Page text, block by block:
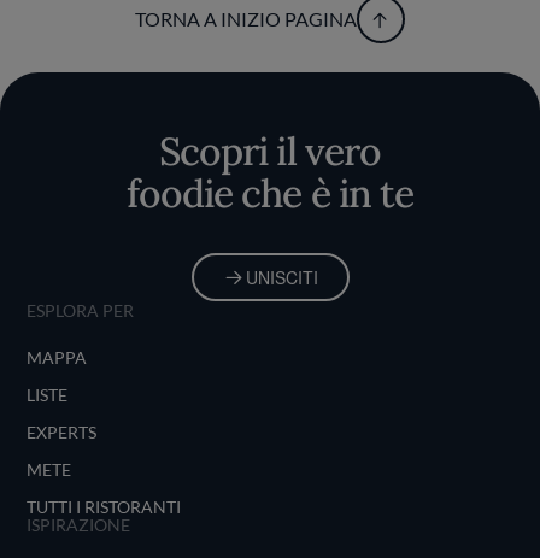
TORNA A INIZIO PAGINA
Scopri il vero
foodie che è in te
UNISCITI
ESPLORA PER
MAPPA
LISTE
EXPERTS
METE
TUTTI I RISTORANTI
ISPIRAZIONE